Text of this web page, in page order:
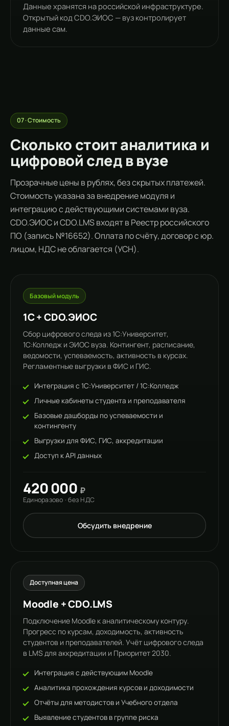
Данные хранятся на российской инфраструктуре.
Открытый код CDO.ЭИОС — вуз контролирует
данные сам.
07 · Стоимость
Сколько стоит аналитика и
цифровой след в вузе
Прозрачные цены в рублях, без скрытых платежей.
Стоимость указана за внедрение модуля и
интеграцию с действующими системами вуза.
CDO.ЭИОС и CDO.LMS входят в Реестр российского
ПО (запись №16652). Оплата по счёту, договор с юр.
лицом, НДС не облагается (УСН).
Базовый модуль
1С + CDO.ЭИОС
Сбор цифрового следа из 1С:Университет,
1С:Колледж и ЭИОС вуза. Контингент, расписание,
ведомости, успеваемость, активность в курсах.
Регламентные выгрузки в ФИС и ГИС.
Интеграция с 1С:Университет / 1С:Колледж
Личные кабинеты студента и преподавателя
Базовые дашборды по успеваемости и
контингенту
Выгрузки для ФИС, ГИС, аккредитации
Доступ к API данных
420 000 ₽
Единоразово · без НДС
Обсудить внедрение
Доступная цена
Moodle + CDO.LMS
Подключение Moodle к аналитическому контуру.
Прогресс по курсам, доходимость, активность
студентов и преподавателей. Учёт цифрового следа
в LMS для аккредитации и Приоритет 2030.
Интеграция с действующим Moodle
Аналитика прохождения курсов и доходимости
Отчёты для методистов и Учебного отдела
Выявление студентов в группе риска